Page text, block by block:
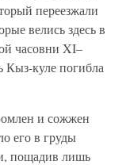
переезжали
велись здесь в
часовни XI–
куле погибла
и сожжен
его в груды
пощадив лишь